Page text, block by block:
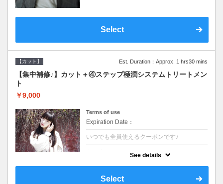
Select
【カット】 Est. Duration：Approx. 1 hrs30 mins
【集中補修♪】カット＋④ステップ極潤システムトリートメン
ト
￥9,000
Terms of use
Expiration Date：
いつでも全員使えるクーポンです♪
ら修復し美髪へと導く最新4stepトリートメ
ント☆内側からしっかり修復したい方に♪
See details
Select